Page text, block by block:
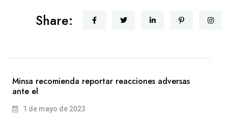
Share:
Minsa recomienda reportar reacciones adversas
ante el
1 de mayo de 2023